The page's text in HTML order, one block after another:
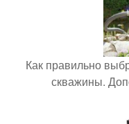
Как правильно
скважины.